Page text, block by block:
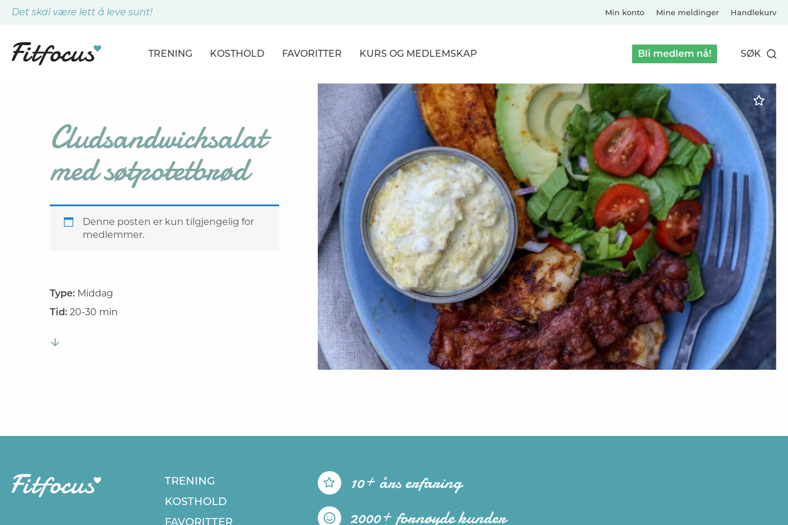
Det skal være lett å leve sunt! Min konto Mine meldinger Handlekurv
TRENING
ØVELSER
KOSTHOLD
MÅLTIDER
FAVORITTER KURS OG MEDLEMSKAP Bli medlem nå! SØK
Cludsandwichsalat
med søtpotetbrød
Denne posten er kun tilgjengelig for
medlemmer.
Type: Middag
Tid:20-30 min
TRENING
KOSTHOLD
FAVORITTER
10+ års erfaring
2000+ fornøyde kunder